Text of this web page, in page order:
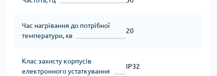
Час нагрівання до потрібної
температури, хв
20
Клас захисту корпусів
електронного устаткування
IP32